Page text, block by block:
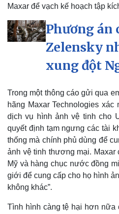
Thể thao
Bóng đá
Lịch thi đấu bóng đá
Thế giới thể thao
eSports
Hậu trường
Maxar để vạch kế hoạch tập
Phương án
Zelensky
xung đột
Trong một thông cáo gửi qua
hãng Maxar Technologies
dịch vụ hình ảnh vệ tinh cho
quyết định tạm ngưng các tài
thống mà chính phủ dùng để
ảnh vệ tinh thương mại.
Mỹ và hàng chục nước đồng
giới để cung cấp cho họ hình
không khác”.
Tình hình càng tệ hại hơn nữa